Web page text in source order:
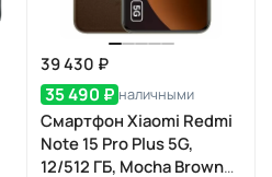
39 430 ₽
35 490 ₽ наличными
Смартфон Xiaomi Redmi
Note 15 Pro Plus 5G,
12/512 ГБ, Mocha Brown